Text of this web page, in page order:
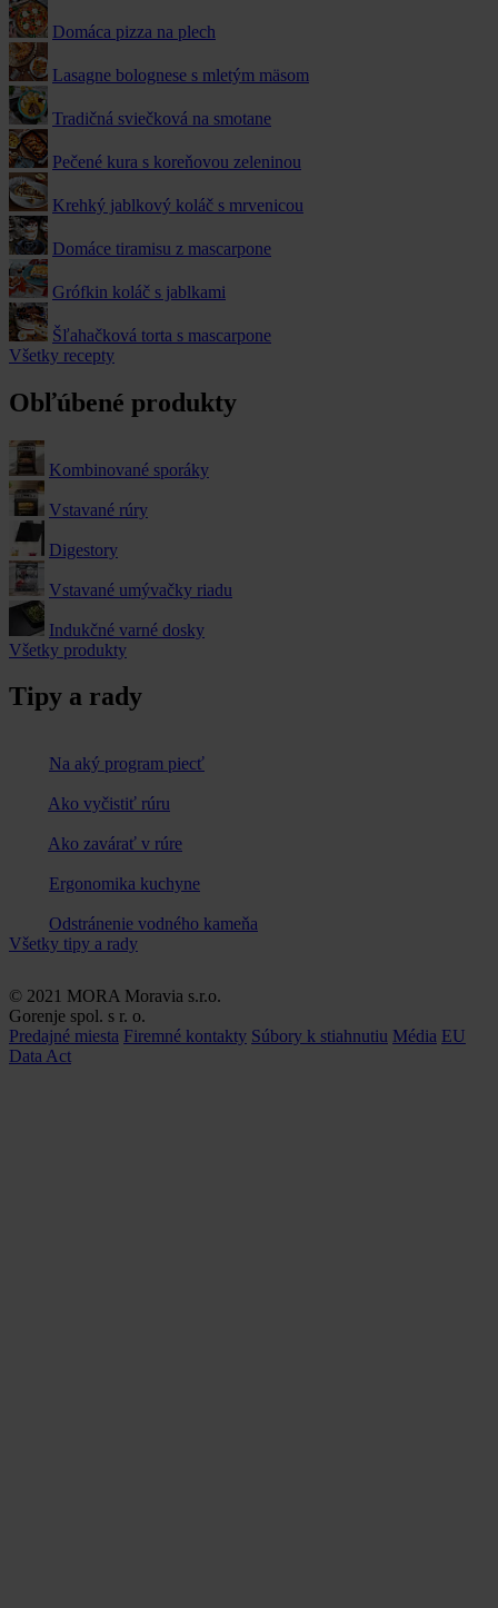
Domáca pizza na plech
Lasagne bolognese s mletým mäsom
Tradičná sviečková na smotane
Pečené kura s koreňovou zeleninou
Krehký jablkový koláč s mrvenicou
Domáce tiramisu z mascarpone
Grófkin koláč s jablkami
Šľahačková torta s mascarpone
Všetky recepty
Obľúbené produkty
Kombinované sporáky
Vstavané rúry
Digestory
Vstavané umývačky riadu
Indukčné varné dosky
Všetky produkty
Tipy a rady
Na aký program piecť
Ako vyčistiť rúru
Ako zavárať v rúre
Ergonomika kuchyne
Odstránenie vodného kameňa
Všetky tipy a rady
© 2021 MORA Moravia s.r.o.
Gorenje spol. s r. o.
Predajné miesta Firemné kontakty Súbory k stiahnutiu Média EU
Data Act